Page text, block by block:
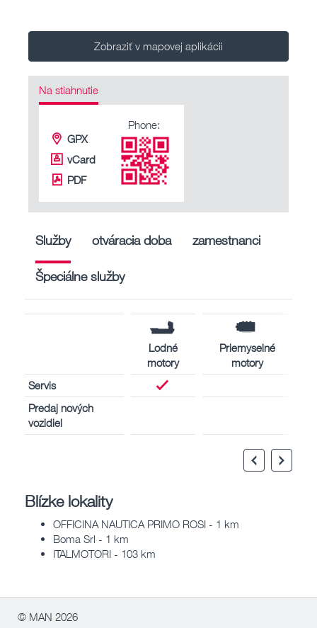
Zobraziť v mapovej aplikácii
Na stiahnutie
GPX
vCard
PDF
Phone:
Služby otváracia doba zamestnanci
Špeciálne služby
Lodné
motory
Priemyselné
motory
Servis
Predaj nových
vozidiel
Blízke lokality
OFFICINA NAUTICA PRIMO ROSI - 1 km
Boma Srl - 1 km
ITALMOTORI - 103 km
© MAN 2026